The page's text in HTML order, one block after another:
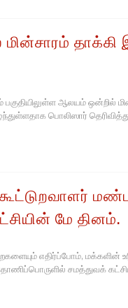
மின்சாரம்
பகுதியிலுள்ள ஆலயம் ஒன்றில்
பொலிஸார்
மே தினம்.
எதிர்ப்போம், மக்களின்
சமத்துவக்